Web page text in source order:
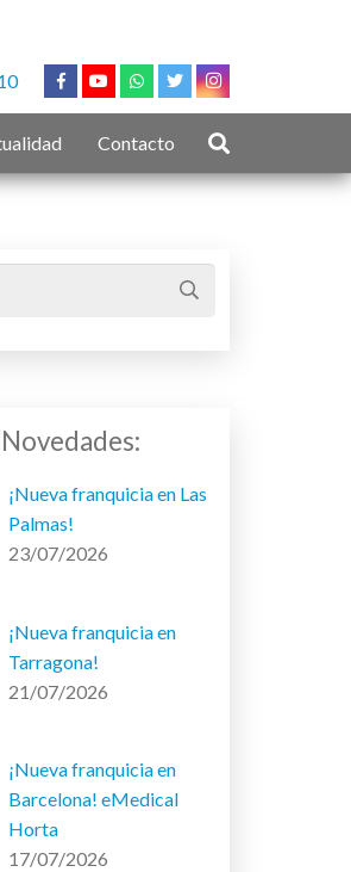
Contacto
¡Nueva franquicia en Las
Palmas!
23/07/2026
¡Nueva franquicia en
Tarragona!
21/07/2026
¡Nueva franquicia en
Barcelona! eMedical
Horta
17/07/2026